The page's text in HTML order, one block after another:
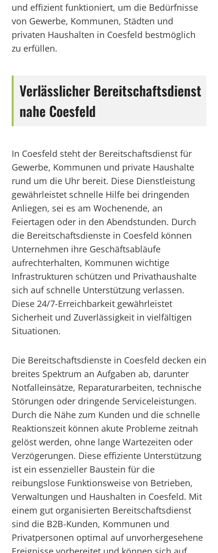
und effizient funktioniert, um die Bedürfnisse
von Gewerbe, Kommunen, Städten und
privaten Haushalten in Coesfeld bestmöglich
zu erfüllen.
Verlässlicher Bereitschaftsdienst
nahe Coesfeld
In Coesfeld steht der Bereitschaftsdienst für
Gewerbe, Kommunen und private Haushalte
rund um die Uhr bereit. Diese Dienstleistung
gewährleistet schnelle Hilfe bei dringenden
Anliegen, sei es am Wochenende, an
Feiertagen oder in den Abendstunden. Durch
die Bereitschaftsdienste in Coesfeld können
Unternehmen ihre Geschäftsabläufe
aufrechterhalten, Kommunen wichtige
Infrastrukturen schützen und Privathaushalte
sich auf schnelle Unterstützung verlassen.
Diese 24/7-Erreichbarkeit gewährleistet
Sicherheit und Zuverlässigkeit in vielfältigen
Situationen.
Die Bereitschaftsdienste in Coesfeld decken ein
breites Spektrum an Aufgaben ab, darunter
Notfalleinsätze, Reparaturarbeiten, technische
Störungen oder dringende Serviceleistungen.
Durch die Nähe zum Kunden und die schnelle
Reaktionszeit können akute Probleme zeitnah
gelöst werden, ohne lange Wartezeiten oder
Verzögerungen. Diese effiziente Unterstützung
ist ein essenzieller Baustein für die
reibungslose Funktionsweise von Betrieben,
Verwaltungen und Haushalten in Coesfeld. Mit
einem gut organisierten Bereitschaftsdienst
sind die B2B-Kunden, Kommunen und
Privatpersonen optimal auf unvorhergesehene